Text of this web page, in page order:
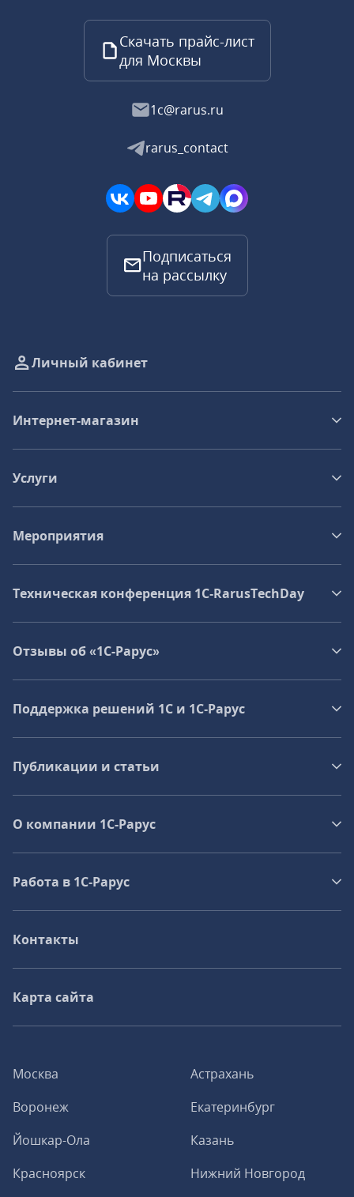
Скачать прайс-лист
для Москвы
1c@rarus.ru
rarus_contact
Подписаться
на рассылку
Москва
Астрахань
Воронеж
Екатеринбург
Йошкар-Ола
Казань
Красноярск
Нижний Новгород
Личный кабинет
Интернет-магазин
Услуги
Мероприятия
Техническая конференция 1C‑RarusTechDay
Отзывы об «1С-Рарус»
Поддержка решений 1С и 1С‑Рарус
Публикации и статьи
О компании 1C-Рарус
Работа в 1С‑Рарус
Контакты
Карта сайта